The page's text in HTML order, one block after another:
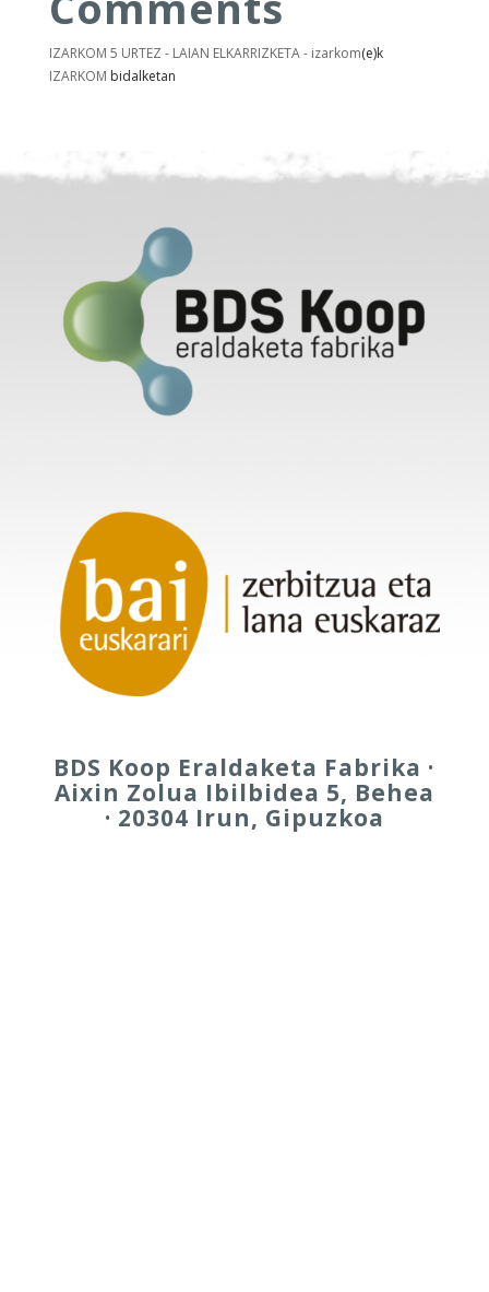
IZARKOM 5 URTEZ - LAIAN ELKARRIZKETA - izarkom(e)k
IZARKOM bidalketan
BDS Koop Eraldaketa Fabrika ·
Aixin Zolua Ibilbidea 5, Behea
· 20304 Irun, Gipuzkoa